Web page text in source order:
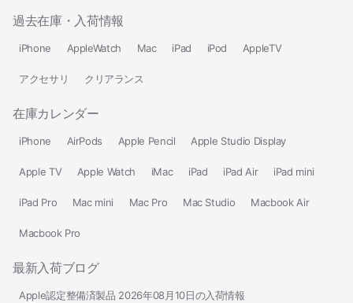
過去在庫・入荷情報
iPhone AppleWatch Mac iPad iPod AppleTV
アクセサリ クリアランス
在庫カレンダー
iPhone AirPods Apple Pencil Apple Studio Display
Apple TV Apple Watch iMac iPad iPad Air iPad mini
iPad Pro Mac mini Mac Pro Mac Studio Macbook Air
Macbook Pro
最新入荷ブログ
Apple認定整備済製品 2026年08月10日の入荷情報